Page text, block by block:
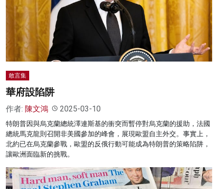
敢言集
華府設陷阱
作者: 陳文鴻 2025-03-10
特朗普因與烏克蘭總統澤連斯基的衝突而暫停對烏克蘭的援助，法國
總統馬克龍則召開非美國參加的峰會，展現歐盟自主外交。事實上，
北約已在烏克蘭參戰，歐盟的反俄行動可能成為特朗普的策略陷阱，
讓歐洲面臨新的挑戰。